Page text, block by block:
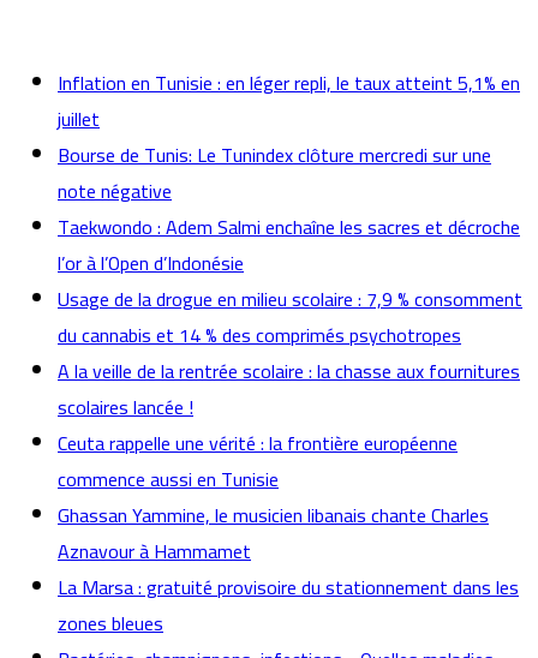
Inflation en Tunisie : en léger repli, le taux atteint 5,1% en
juillet
Bourse de Tunis: Le Tunindex clôture mercredi sur une
note négative
Taekwondo : Adem Salmi enchaîne les sacres et décroche
l’or à l’Open d’Indonésie
Usage de la drogue en milieu scolaire : 7,9 % consomment
du cannabis et 14 % des comprimés psychotropes
A la veille de la rentrée scolaire : la chasse aux fournitures
scolaires lancée !
Ceuta rappelle une vérité : la frontière européenne
commence aussi en Tunisie
Ghassan Yammine, le musicien libanais chante Charles
Aznavour à Hammamet
La Marsa : gratuité provisoire du stationnement dans les
zones bleues